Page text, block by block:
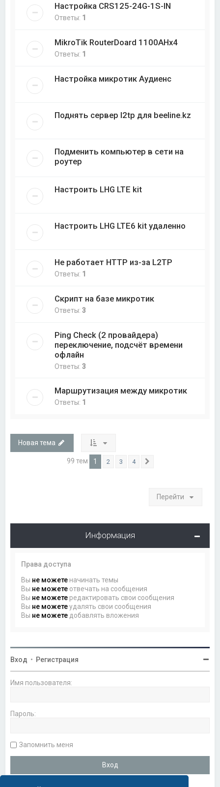
Настройка CRS125-24G-1S-IN
Ответы: 1
MikroTik RouterDoard 1100AHx4
Ответы: 1
Настройка микротик Аудиенс
Поднять сервер l2tp для beeline.kz
Подменить компьютер в сети на
роутер
Настроить LHG LTE kit
Настроить LHG LTE6 kit удаленно
Не работает HTTP из-за L2TP
Ответы: 1
Скрипт на базе микротик
Ответы:3
Ping Check (2 провайдера)
переключение, подсчёт времени
офлайн
Ответы:3
Маршрутизация между микротик
Ответы: 1
Новая тема
99 тем 1 2 3 4
Перейти
Информация
Права доступа
Вы не можете начинать темы
Вы не можете отвечать на сообщения
Вы не можете редактировать свои сообщения
Вы не можетеудалять свои сообщения
Вы не можете добавлять вложения
Вход • Регистрация
Имя пользователя:
Пароль:
Запомнить меня